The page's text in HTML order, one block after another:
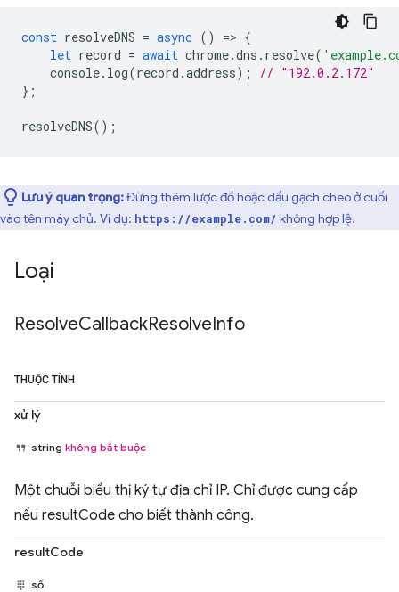
const resolveDNS = async () => {
let record = await chrome.dns . resolve(
console. log(record .address);
// "192.0.2.172"
};
resolveDNS();
Lưu ý quan trọng:Đừng thêm lược đồ hoặc dấu gạch chéo ở cuối
vào tên máy chủ. Ví dụ: https://example.com/ không hợp lệ.
Loại
ResolveCallbackResolveInfo
THUỘC TÍNH
xử lý
string không bắt buộc
Một chuỗi biểu thị ký tự địa chỉ IP. Chỉ được cung cấp
nếu resultCode cho biết thành công.
resultCode
số